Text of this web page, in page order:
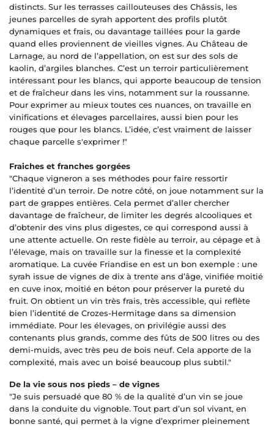
distincts. Sur les terrasses caillouteuses des Châssis, les
jeunes parcelles de syrah apportent des profils plutôt
dynamiques et frais, ou davantage taillées pour la garde
quand elles proviennent de vieilles vignes. Au Château de
Larnage, au nord de l’appellation, on est sur des sols de
kaolin, d’argiles blanches. C’est un terroir particulièrement
intéressant pour les blancs, qui apporte beaucoup de tension
et de fraîcheur dans les vins, notamment sur la roussanne.
Pour exprimer au mieux toutes ces nuances, on travaille en
vinifications et élevages parcellaires, aussi bien pour les
rouges que pour les blancs. L’idée, c’est vraiment de laisser
chaque parcelle s'exprimer !"
Fraiches et franches gorgées
"Chaque vigneron a ses méthodes pour faire ressortir
l’identité d’un terroir. De notre côté, on joue notamment sur la
part de grappes entières. Cela permet d’aller chercher
davantage de fraîcheur, de limiter les degrés alcooliques et
d’obtenir des vins plus digestes, ce qui correspond aussi à
une attente actuelle. On reste fidèle au terroir, au cépage et à
l’élevage, mais on travaille sur la finesse et la complexité
aromatique. La cuvée Friandise en est un bon exemple : une
syrah issue de vignes de dix à trente ans d’âge, vinifiée moitié
en cuve inox, moitié en béton pour préserver la pureté du
fruit. On obtient un vin très frais, très accessible, qui reflète
bien l’identité de Crozes-Hermitage dans sa dimension
immédiate. Pour les élevages, on privilégie aussi des
contenants plus grands, comme des fûts de 500 litres ou des
demi-muids, avec très peu de bois neuf. Cela apporte de la
complexité, mais avec un boisé beaucoup plus subtil."
De la vie sous nos pieds – de vignes
"Je suis persuadé que 80 % de la qualité d’un vin se joue
dans la conduite du vignoble. Tout part d’un sol vivant, en
bonne santé, qui permet à la vigne d’exprimer pleinement